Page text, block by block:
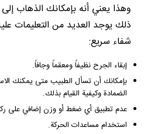
وهذا يعني أنه بإمكانك الذهاب إلى
ذلك يوجد العديد من التعليمات
شفاء سريع:
إبقاء الجرح نظيفاً ومعقماً وجافاً.
بإمكانك أن تسأل الطبيب متى يمكنك
الضمادة وكيفية القيام بذلك.
عدم تطبيق أي ضغط أو وزن إضافي على
استخدام مساعدات الحركة.